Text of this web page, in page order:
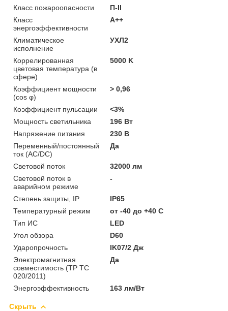
Класс пожароопасности
П-ІІ
Класс
энергоэффективности
A++
Климатическое
исполнение
УХЛ2
Коррелированная
цветовая температура (в
сфере)
5000 K
Коэффициент мощности
(cos φ)
> 0,96
Коэффициент пульсации
<3%
Мощность светильника
196 Вт
Напряжение питания
230 В
Переменный/постоянный
ток (AC/DC)
Да
Световой поток
32000 лм
Световой поток в
аварийном режиме
-
Степень защиты, IP
IP65
Температурный режим
от -40 до +40 C
Тип ИС
LED
Угол обзора
D60
Ударопрочность
IK07/2 Дж
Электромагнитная
совместимость (ТР ТС
020/2011)
Да
Энергоэффективность 163 лм/Вт
Скрыть